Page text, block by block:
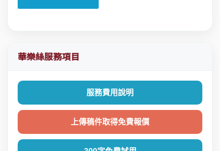
華樂絲服務項目
服務費用說明
上傳稿件取得免費報價